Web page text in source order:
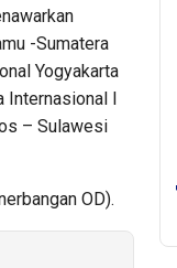
-Sumatera
Yogyakarta
Internasional I
– Sulawesi
OD).